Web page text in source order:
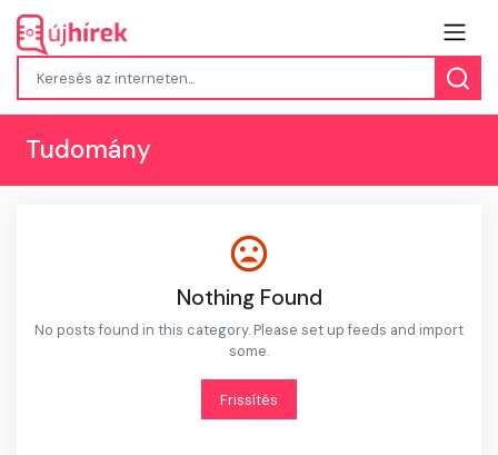
Tudomány
Nothing Found
No posts found in this category. Please set up feeds and import
some.
Frissítés